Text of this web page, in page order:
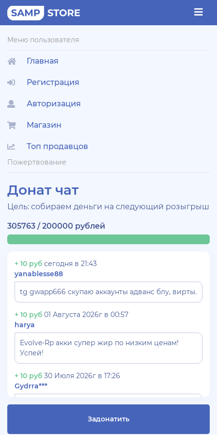
Меню пользователя
Главная
Регистрация
Авторизация
Магазин
Топ продавцов
Пожертвование
Донат чат
Цель: собираем деньги на следующий розыгрыш
305763 / 200000 рублей
+ 10 руб сегодня в 21:43
yanablesse88
tg gwapp666 скупаю аккаунты адванс блу, вирты.
+ 10 руб 01 Августа 2026г в 00:57
harya
Evolve-Rp акки супер жир по низким ценам!
Успей!
+ 10 руб 30 Июля 2026г в 17:26
Gydrra***
СКУПАЮ АККАУНТЫ БЛЕК РАША ТГ -
Задонатить